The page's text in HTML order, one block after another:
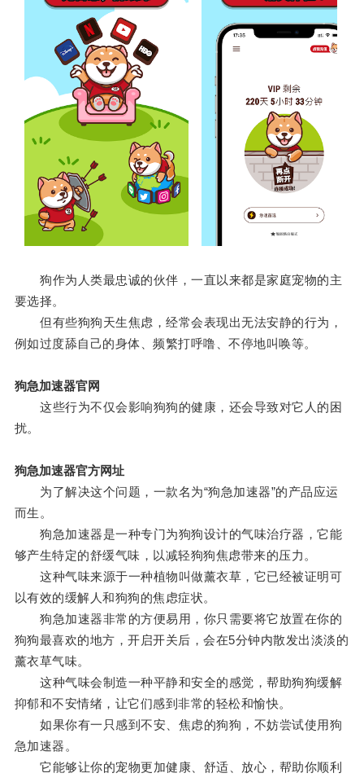
狗作为人类最忠诚的伙伴，一直以来都是家庭宠物的主
要选择。
但有些狗狗天生焦虑，经常会表现出无法安静的行为，
例如过度舔自己的身体、频繁打呼噜、不停地叫唤等。
狗急加速器官网
这些行为不仅会影响狗狗的健康，还会导致对它人的困
扰。
狗急加速器官方网址
为了解决这个问题，一款名为“狗急加速器”的产品应运
而生。
狗急加速器是一种专门为狗狗设计的气味治疗器，它能
够产生特定的舒缓气味，以减轻狗狗焦虑带来的压力。
这种气味来源于一种植物叫做薰衣草，它已经被证明可
以有效的缓解人和狗狗的焦虑症状。
狗急加速器非常的方便易用，你只需要将它放置在你的
狗狗最喜欢的地方，开启开关后，会在5分钟内散发出淡淡的
薰衣草气味。
这种气味会制造一种平静和安全的感觉，帮助狗狗缓解
抑郁和不安情绪，让它们感到非常的轻松和愉快。
如果你有一只感到不安、焦虑的狗狗，不妨尝试使用狗
急加速器。
它能够让你的宠物更加健康、舒适、放心，帮助你顺利